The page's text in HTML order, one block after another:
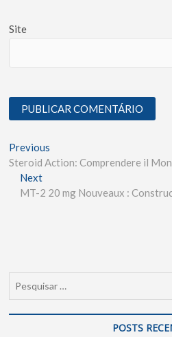
Site
Previous
Steroid Action: Comprendere il
Next
MT-2 20 mg Nouveaux :
POSTS